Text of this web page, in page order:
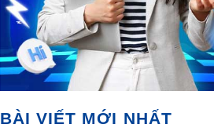
BÀI VIẾT MỚI NHẤT